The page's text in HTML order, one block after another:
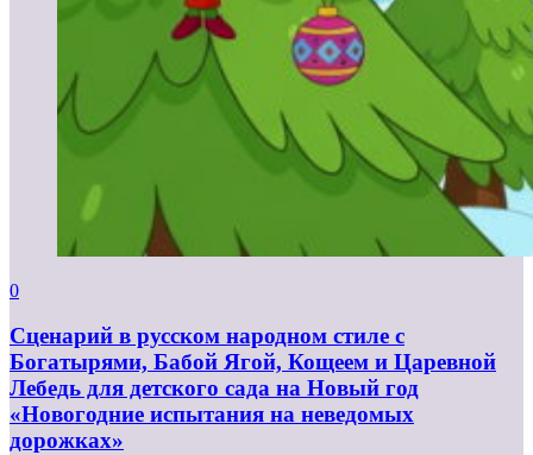
0
Сценарий в русском народном стиле с
Богатырями, Бабой Ягой, Кощеем и Царевной
Лебедь для детского сада на Новый год
«Новогодние испытания на неведомых
дорожках»